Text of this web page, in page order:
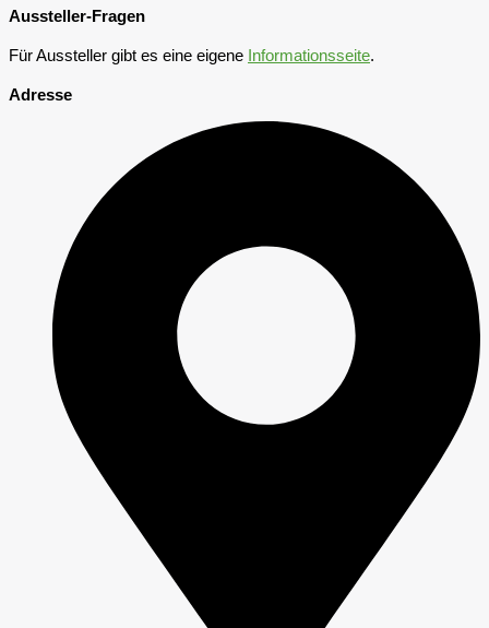
Aussteller-Fragen
Für Aussteller gibt es eine eigene Informationsseite.
Adresse